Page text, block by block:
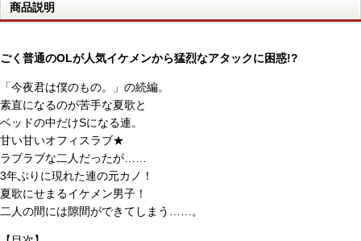
商品説明
ごく普通のOLが人気イケメンから猛烈なアタックに困惑!?
「今夜君は僕のもの。」の続編。
素直になるのが苦手な夏歌と
ベッドの中だけSになる連。
甘い甘いオフィスラブ★
ラブラブな二人だったが……
3年ぶりに現れた連の元カノ！
夏歌にせまるイケメン男子！
二人の間には隙間ができてしまう……。